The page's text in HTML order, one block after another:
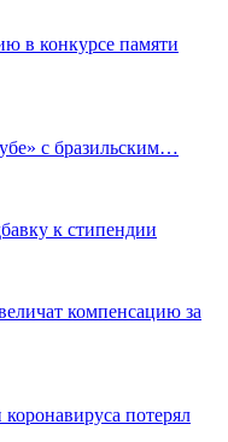
в конкурсе памяти
с бразильским…
к стипендии
компенсацию за
потерял